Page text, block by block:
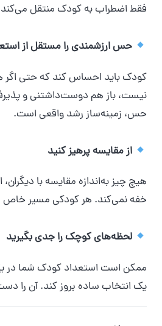
فقط اضطراب به کودک منتقل
حس ارزشمندی را مستقل از
کودک باید احساس کند که حتی اگر
نیست، باز هم دوست‌داشتنی و
حس، زمینه‌ساز رشد واقعی است.
از مقایسه پرهیز کنید
هیچ چیز به‌اندازه مقایسه با
خفه نمی‌کند. هر کودکی مسیر خاص
لحظه‌های کوچک را جدی بگیرید
ممکن است استعداد کودک شما در
یک انتخاب ساده بروز کند. آن را